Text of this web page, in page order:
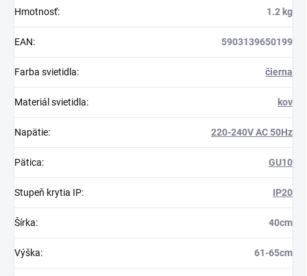
Hmotnosť: 1.2 kg
EAN: 5903139650199
Farba svietidla: čierna
Materiál svietidla: kov
Napätie: 220-240V AC 50Hz
Pätica: GU10
Stupeň krytia IP: IP20
Šírka: 40cm
Výška: 61-65cm